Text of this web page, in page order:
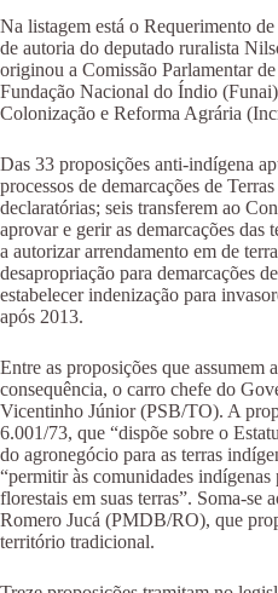
Na listagem está o Requerimento
de autoria do deputado ruralista
originou a Comissão Parlamentar
Fundação Nacional do Índio
Colonização e Reforma Agrária
Das 33 proposições anti-indígena
processos de demarcações de
declaratórias; seis transferem ao
aprovar e gerir as demarcações das
a autorizar arrendamento em de
desapropriação para demarcações
estabelecer indenização para
após 2013.
Entre as proposições que assumem
consequência, o carro chefe do
Vicentinho Júnior (PSB/TO). A
6.001/73, que “dispõe sobre o
do agronegócio para as terras
“permitir às comunidades
florestais em suas terras”. Soma-
Romero Jucá (PMDB/RO), que
território tradicional.